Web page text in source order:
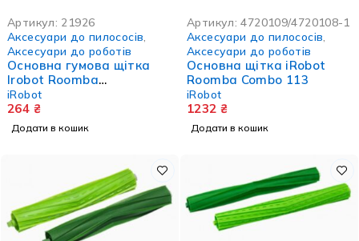
Артикул: 21926
Аксесуари до пилососів
Аксесуари до роботів
Основна гумова щітка
Irobot Roomba
500/600/700
iRobot
264 ₴
Додати в кошик
Артикул:4720109/4720108-1
Аксесуари до пилососів
Аксесуари до роботів
Основна щітка iRobot
Roomba Combo 113
iRobot
1232 ₴
Додати в кошик